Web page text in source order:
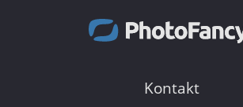
Kontakt